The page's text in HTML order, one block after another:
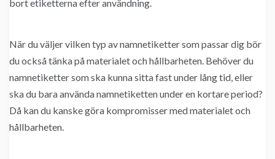
bort etiketterna efter användning.
När du väljer vilken typ av namnetiketter som passar dig bör
du också tänka på materialet och hållbarheten. Behöver du
namnetiketter som ska kunna sitta fast under lång tid, eller
ska du bara använda namnetiketten under en kortare period?
Då kan du kanske göra kompromisser med materialet och
hållbarheten.